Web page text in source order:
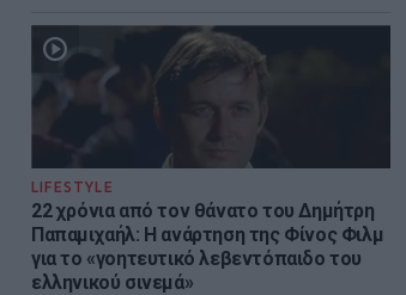
LIFESTYLE
22 χρόνια από τον θάνατο του Δημήτρη
Παπαμιχαήλ: Η ανάρτηση της Φίνος Φιλμ
για το «γοητευτικό λεβεντόπαιδο του
ελληνικού σινεμά»